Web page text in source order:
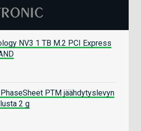
NV3 1 TB M.2 PCI Express
PTM jäähdytyslevyn
2 g